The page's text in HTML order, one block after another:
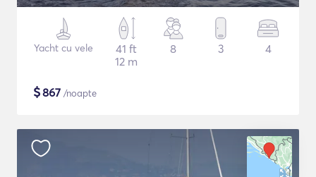
Yacht cu vele
41 ft
12 m
8 3 4
$867 /noapte